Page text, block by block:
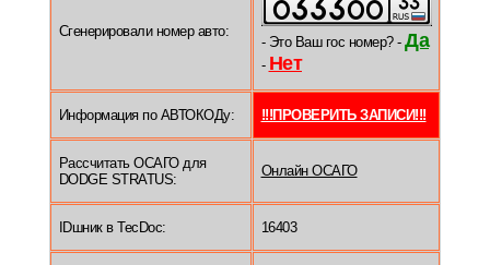
Сгенерировали номер авто:
- Это Ваш гос номер? - Да
- Нет
Информация по АВТОКОДу: !!!ПРОВЕРИТЬ ЗАПИСИ!!!
Рассчитать ОСАГО для
DODGE STRATUS:
Онлайн ОСАГО
IDшник в TecDoc: 16403